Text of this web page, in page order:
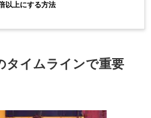
以上にする方法
タイムラインで重要